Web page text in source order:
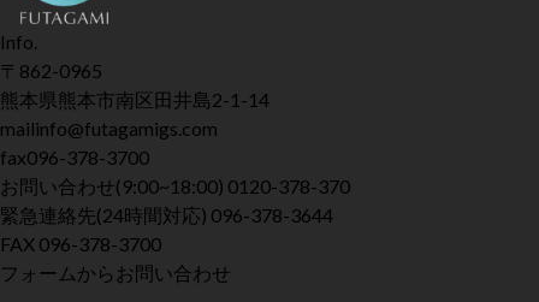
Info.
〒862-0965
熊本県熊本市南区田井島2-1-14
mailinfo@futagamigs.com
fax096-378-3700
お問い合わせ(9:00~18:00) 0120-378-370
緊急連絡先(24時間対応) 096-378-3644
FAX 096-378-3700
フォームからお問い合わせ